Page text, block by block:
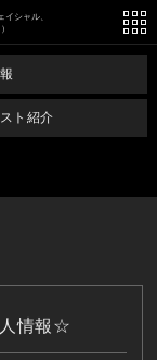
シャル、
ト紹介
情報☆